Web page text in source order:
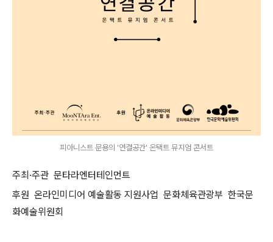
피아니스트 문용의 '연결공간' 온택트 뮤지엄 콘서트
주최·주관 문타라엔터테인먼트
후원 온라인미디어 예술활동 지원사업 문화체육관광부 한국문
화예술위원회